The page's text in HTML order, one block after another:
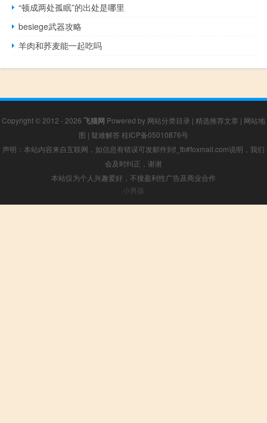
“顿成两处孤眠”的出处是哪里
besiege武器攻略
羊肉和荞麦能一起吃吗
Copyright © 2012 - 2026 飞猫网 Powered by 网站分类目录 | 精选推荐文章 | 网站地
图 | 疑难解答 桂ICP备05010876号
声明：本站内容来自互联网，如信息有错误可发邮件到f_fb#foxmail.com说明，我们
会及时纠正，谢谢
本站仅为个人兴趣爱好，不接盈利性广告及商业合作
小男孩